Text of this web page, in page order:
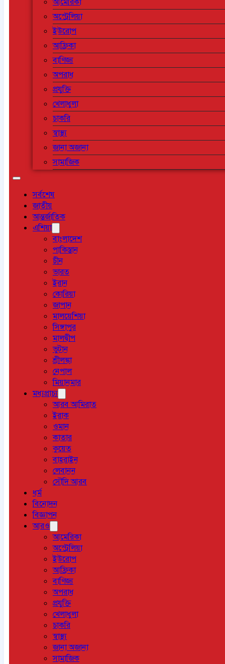
অস্ট্রেলিয়া
ইউরোপ
আফ্রিকা
বাণিজ্য
অপরাধ
প্রযুক্তি
খেলাধুলা
চাকরি
স্বাস্থ্য
জানা অজানা
সামাজিক
সর্বশেষ
জাতীয়
আন্তর্জাতিক
এশিয়া
বাংলাদেশ
পাকিস্তান
চীন
ভারত
ইরান
কোরিয়া
জাপান
মালয়েশিয়া
সিঙ্গাপুর
মালদ্বীপ
ভুটান
শ্রীলঙ্কা
নেপাল
মিয়ানমার
মধ্যপ্রাচ্য
আরব আমিরাত
ইরাক
ওমান
কাতার
কুয়েত
বাহরাইন
লেবানন
সৌদি আরব
ধর্ম
বিনোদন
বিজ্ঞাপন
আরও
আমেরিকা
অস্ট্রেলিয়া
ইউরোপ
আফ্রিকা
বাণিজ্য
অপরাধ
প্রযুক্তি
খেলাধুলা
চাকরি
স্বাস্থ্য
জানা অজানা
সামাজিক